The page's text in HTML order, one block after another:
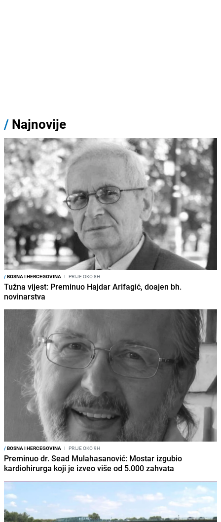
/ Najnovije
/BOSNA I HERCEGOVINA I PRIJE OKO 8H
Tužna vijest: Preminuo Hajdar Arifagić, doajen bh.
novinarstva
/BOSNA I HERCEGOVINA I PRIJE OKO 9H
Preminuo dr. Sead Mulahasanović: Mostar izgubio
kardiohirurga koji je izveo više od 5.000 zahvata